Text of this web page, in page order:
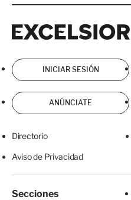
INICIAR SESIÓN
ANÚNCIATE
Directorio
Aviso de Privacidad
Secciones